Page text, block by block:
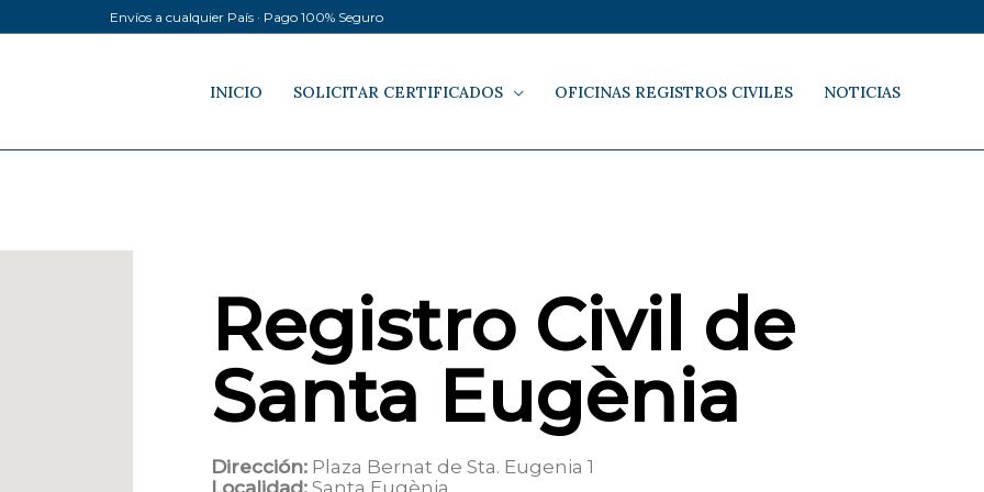
Envíos a cualquier País · Pago 100% Seguro
INICIO SOLICITAR CERTIFICADOS OFICINAS REGISTROS CIVILES NOTICIAS
Registro Civil de
Santa Eugènia
Dirección: Plaza Bernat de Sta. Eugenia 1
Localidad: Santa Eugènia